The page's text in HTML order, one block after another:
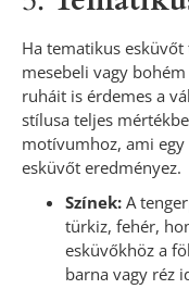
Ha tematikus
mesebeli vagy
ruháit is érdemes a
stílusa teljes
motívumhoz, ami egy
esküvőt eredményez.
Színek: A
türkiz, fehér,
esküvőkhöz a
barna vagy réz